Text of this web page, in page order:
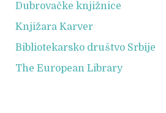
Dubrovačke knjižnice
Knjižara Karver
Bibliotekarsko društvo Srbije
The European Library